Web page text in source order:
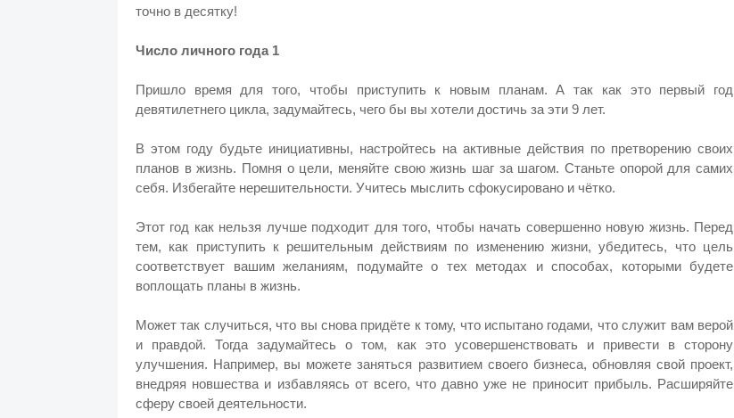
точно в десятку!
Число личного года 1
Пришло время для того, чтобы приступить к новым планам. А так как это первый год
девятилетнего цикла, задумайтесь, чего бы вы хотели достичь за эти 9 лет.
В этом году будьте инициативны, настройтесь на активные действия по претворению своих
планов в жизнь. Помня о цели, меняйте свою жизнь шаг за шагом. Станьте опорой для самих
себя. Избегайте нерешительности. Учитесь мыслить сфокусировано и чётко.
Этот год как нельзя лучше подходит для того, чтобы начать совершенно новую жизнь. Перед
тем, как приступить к решительным действиям по изменению жизни, убедитесь, что цель
соответствует вашим желаниям, подумайте о тех методах и способах, которыми будете
воплощать планы в жизнь.
Может так случиться, что вы снова придёте к тому, что испытано годами, что служит вам верой
и правдой. Тогда задумайтесь о том, как это усовершенствовать и привести в сторону
улучшения. Например, вы можете заняться развитием своего бизнеса, обновляя свой проект,
внедряя новшества и избавляясь от всего, что давно уже не приносит прибыль. Расширяйте
сферу своей деятельности.